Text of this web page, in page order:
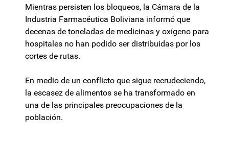
Mientras persisten los bloqueos, la Cámara de la
Industria Farmacéutica Boliviana informó que
decenas de toneladas de medicinas y oxígeno para
hospitales no han podido ser distribuidas por los
cortes de rutas.
En medio de un conflicto que sigue recrudeciendo,
la escasez de alimentos se ha transformado en
una de las principales preocupaciones de la
población.